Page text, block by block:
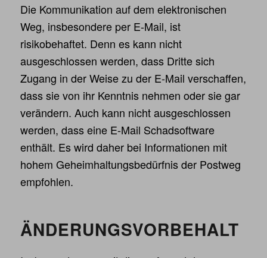
Die Kommunikation auf dem elektronischen
Weg, insbesondere per E-Mail, ist
risikobehaftet. Denn es kann nicht
ausgeschlossen werden, dass Dritte sich
Zugang in der Weise zu der E-Mail verschaffen,
dass sie von ihr Kenntnis nehmen oder sie gar
verändern. Auch kann nicht ausgeschlossen
werden, dass eine E-Mail Schadsoftware
enthält. Es wird daher bei Informationen mit
hohem Geheimhaltungsbedürfnis der Postweg
empfohlen.
ÄNDERUNGS­VORBEHALT